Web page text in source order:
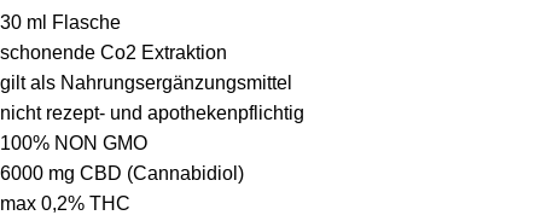
30 ml Flasche
schonende Co2 Extraktion
gilt als Nahrungsergänzungsmittel
nicht rezept- und apothekenpflichtig
100% NON GMO
6000 mg CBD (Cannabidiol)
max 0,2% THC